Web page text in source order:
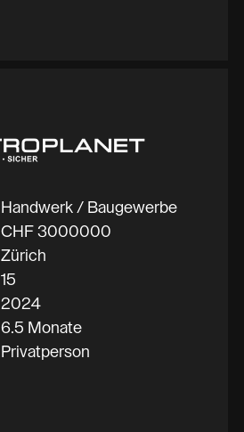
Handwerk / Baugewerbe
CHF 3000000
Zürich
15
2024
6.5 Monate
Privatperson